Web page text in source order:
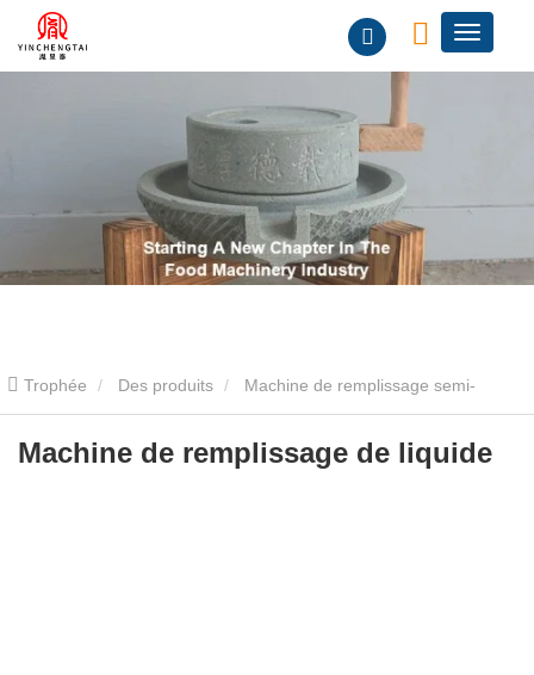
Trophée Des produits Machine de remplissage semi-
automatique Machine de remplissage de liquide semi-
Machine de remplissage de liquide